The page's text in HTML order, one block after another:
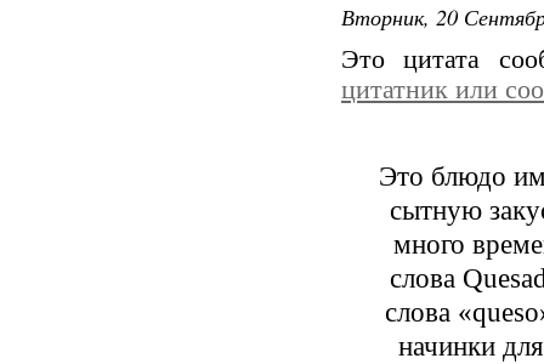
Вторник, 20
Это цитата
цитатник или
Это блюдо
сытную
много
слова
слова
начинки